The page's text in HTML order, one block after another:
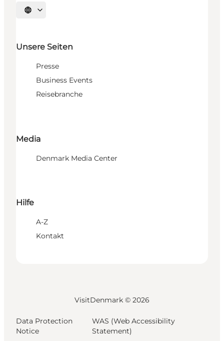
Sprache auswählen
Unsere Seiten
Presse
Business Events
Reisebranche
Media
Denmark Media Center
Hilfe
A-Z
Kontakt
VisitDenmark © 2026
Data Protection
Notice
WAS (Web Accessibility
Statement)